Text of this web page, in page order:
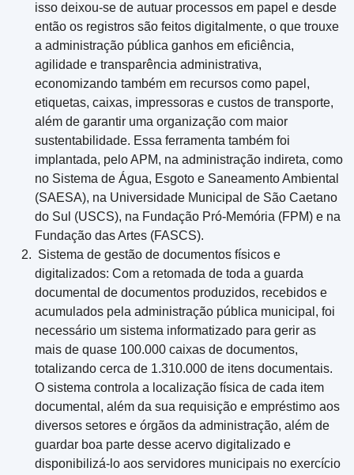
isso deixou-se de autuar processos em papel e desde
então os registros são feitos digitalmente, o que trouxe
a administração pública ganhos em eficiência,
agilidade e transparência administrativa,
economizando também em recursos como papel,
etiquetas, caixas, impressoras e custos de transporte,
além de garantir uma organização com maior
sustentabilidade. Essa ferramenta também foi
implantada, pelo APM, na administração indireta, como
no Sistema de Água, Esgoto e Saneamento Ambiental
(SAESA), na Universidade Municipal de São Caetano
do Sul (USCS), na Fundação Pró-Memória (FPM) e na
Fundação das Artes (FASCS).
Sistema de gestão de documentos físicos e
digitalizados: Com a retomada de toda a guarda
documental de documentos produzidos, recebidos e
acumulados pela administração pública municipal, foi
necessário um sistema informatizado para gerir as
mais de quase 100.000 caixas de documentos,
totalizando cerca de 1.310.000 de itens documentais.
O sistema controla a localização física de cada item
documental, além da sua requisição e empréstimo aos
diversos setores e órgãos da administração, além de
guardar boa parte desse acervo digitalizado e
disponibilizá-lo aos servidores municipais no exercício